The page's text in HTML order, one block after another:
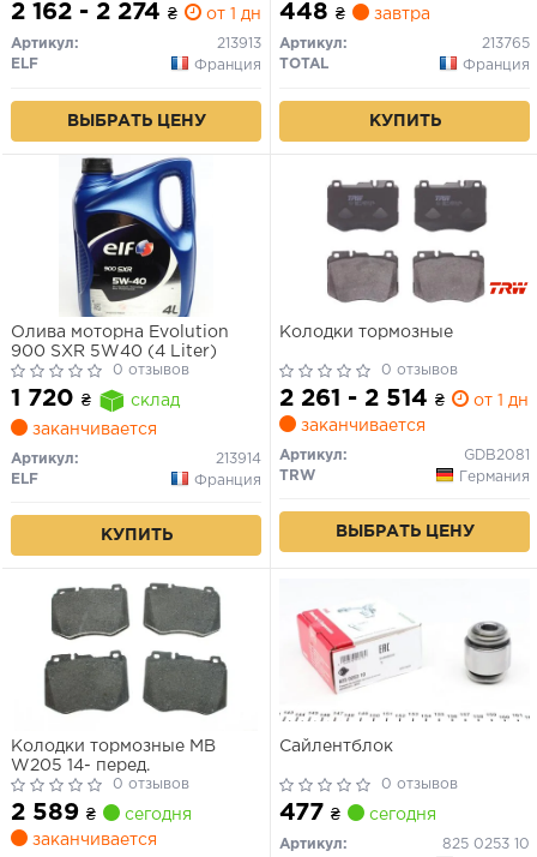
2 162 - 2 274 ₴ от 1 дн.
Артикул:
213913
ELF
Франция
ВЫБРАТЬ ЦЕНУ
448 ₴ завтра
Артикул:
213765
TOTAL
Франция
КУПИТЬ
Олива моторна Evolution
900 SXR 5W40 (4 Liter)
0 отзывов
1 720 ₴
склад
заканчивается
Артикул:
213914
ELF
Франция
КУПИТЬ
Колодки тормозные
0 отзывов
2 261 - 2 514 ₴
от 1 дн.
заканчивается
Артикул:
GDB2081
TRW
Германия
ВЫБРАТЬ ЦЕНУ
Колодки тормозные MB
W205 14- перед.
0 отзывов
2 589 ₴
сегодня
заканчивается
Сайлентблок
0 отзывов
477 ₴ сегодня
Артикул:
825 0253 10